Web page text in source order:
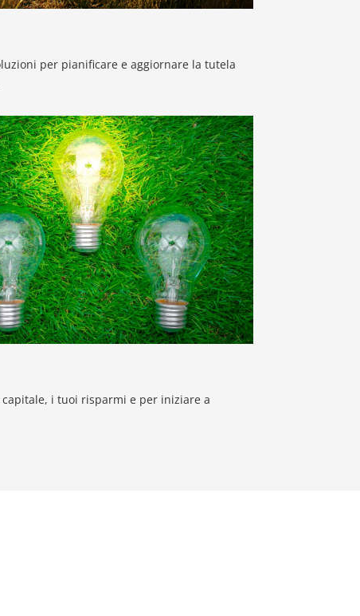
per pianificare e aggiornare la tutela
i tuoi risparmi e per iniziare a